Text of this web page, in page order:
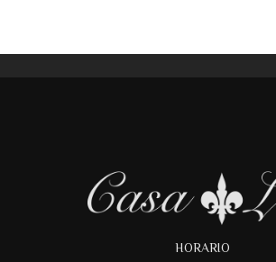
HORARIO